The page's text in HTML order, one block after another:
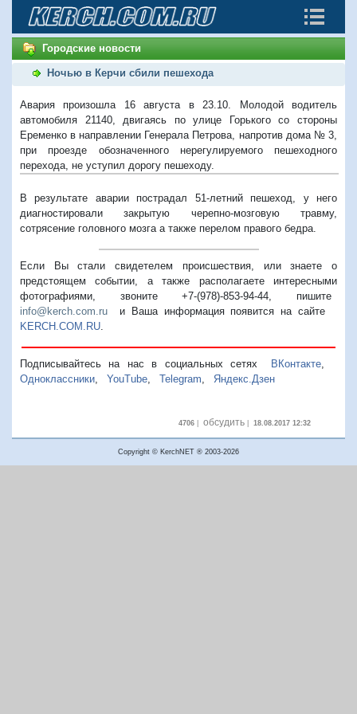
Городские новости
Ночью в Керчи сбили пешехода
Авария произошла 16 августа в 23.10. Молодой водитель
автомобиля 21140, двигаясь по улице Горького со стороны
Еременко в направлении Генерала Петрова, напротив дома № 3,
при проезде обозначенного нерегулируемого пешеходного
перехода, не уступил дорогу пешеходу.
В результате аварии пострадал 51-летний пешеход, у него
диагностировали закрытую черепно-мозговую травму,
сотрясение головного мозга а также перелом правого бедра.
Если Вы стали свидетелем происшествия, или знаете о
предстоящем событии, а также располагаете интересными
фотографиями, звоните +7-(978)-853-94-44, пишите
info@kerch.com.ru и Ваша информация появится на сайте
KERCH.COM.RU
Подписывайтесь на нас в социальных сетях ВКонтакте,
Одноклассники
YouTube Telegram Яндекс.Дзен
4706| обсудить| 18.08.2017 12:32
Copyright © KerchNET ® 2003-2026